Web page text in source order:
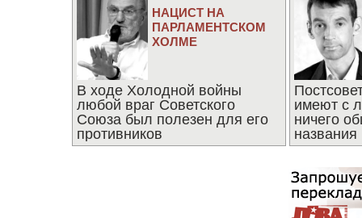
НАЦИСТ НА
ПАРЛАМЕНТСКОМ
ХОЛМЕ
В ходе Холодной войны
любой враг Советского
Союза был полезен для его
противников
имеют с
ничего
названия